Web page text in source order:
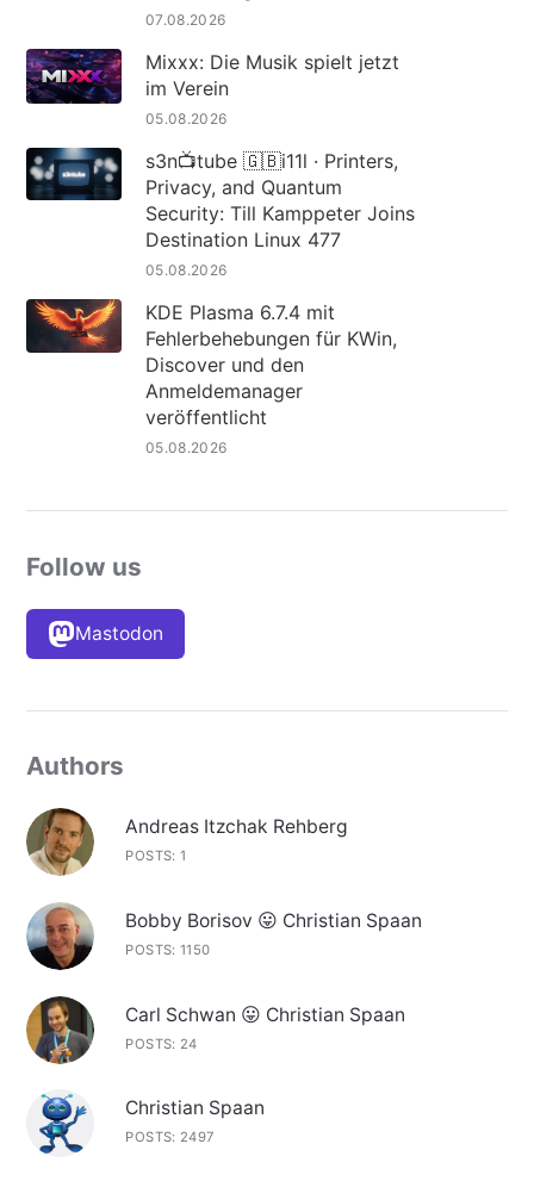
07.08.2026
Mixxx: Die Musik spielt jetzt
im Verein
05.08.2026
s3n📺tube 🇬🇧i11l · Printers,
Privacy, and Quantum
Security: Till Kamppeter Joins
Destination Linux 477
05.08.2026
KDE Plasma 6.7.4 mit
Fehlerbehebungen für KWin,
Discover und den
Anmeldemanager
veröffentlicht
05.08.2026
Follow us
Mastodon
Authors
Andreas Itzchak Rehberg
POSTS: 1
Bobby Borisov 😛 Christian Spaan
POSTS: 1150
Carl Schwan 😛 Christian Spaan
POSTS: 24
Christian Spaan
POSTS: 2497